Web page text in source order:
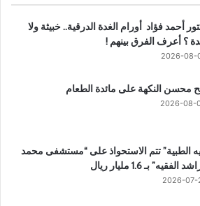
أحمد فؤاد أورام الغدة الدرقية.. خبيثة ولا
؟ أعرف الفرق بينهم !
2026-08-
محسن النكهة على مائدة الطعام
2026-08-
الطبية” تتم الاستحواذ على “مستشفى محمد
بـ 1.6 مليار ريال
2026-07-